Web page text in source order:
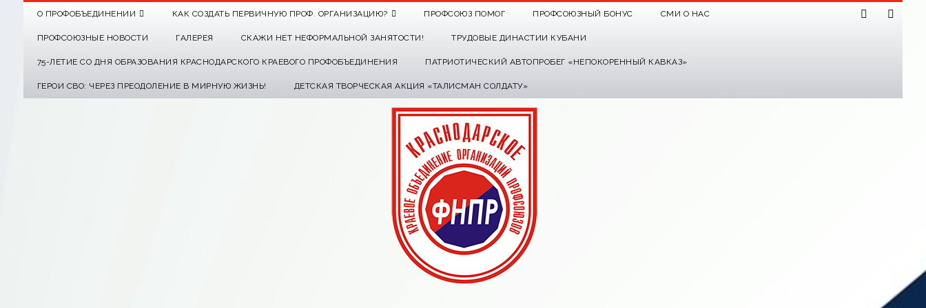
О ПРОФОБЪЕДИНЕНИИ КАК СОЗДАТЬ ПЕРВИЧНУЮ ПРОФ. ОРГАНИЗАЦИЮ? ПРОФСОЮЗ ПОМОГ ПРОФСОЮЗНЫЙ БОНУС СМИ О НАС
ПРОФСОЮЗНЫЕ НОВОСТИ ГАЛЕРЕЯ СКАЖИ НЕТ НЕФОРМАЛЬНОЙ ЗАНЯТОСТИ! ТРУДОВЫЕ ДИНАСТИИ КУБАНИ
75-ЛЕТИЕ СО ДНЯ ОБРАЗОВАНИЯ КРАСНОДАРСКОГО КРАЕВОГО ПРОФОБЪЕДИНЕНИЯ ПАТРИОТИЧЕСКИЙ АВТОПРОБЕГ «НЕПОКОРЕННЫЙ КАВКАЗ»
ГЕРОИ СВО: ЧЕРЕЗ ПРЕОДОЛЕНИЕ В МИРНУЮ ЖИЗНЬ! ДЕТСКАЯ ТВОРЧЕСКАЯ АКЦИЯ «ТАЛИСМАН СОЛДАТУ»